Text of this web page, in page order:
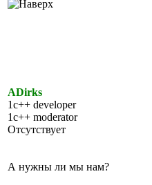
ADirks
1c++ developer
1c++ moderator
Отсутствует
А нужны ли мы нам?